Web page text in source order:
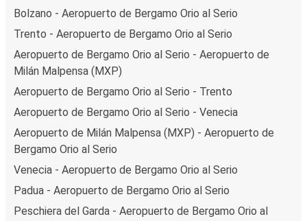
Bolzano - Aeropuerto de Bergamo Orio al Serio
Trento - Aeropuerto de Bergamo Orio al Serio
Aeropuerto de Bergamo Orio al Serio - Aeropuerto de
Milán Malpensa (MXP)
Aeropuerto de Bergamo Orio al Serio - Trento
Aeropuerto de Bergamo Orio al Serio - Venecia
Aeropuerto de Milán Malpensa (MXP) - Aeropuerto de
Bergamo Orio al Serio
Venecia - Aeropuerto de Bergamo Orio al Serio
Padua - Aeropuerto de Bergamo Orio al Serio
Peschiera del Garda - Aeropuerto de Bergamo Orio al